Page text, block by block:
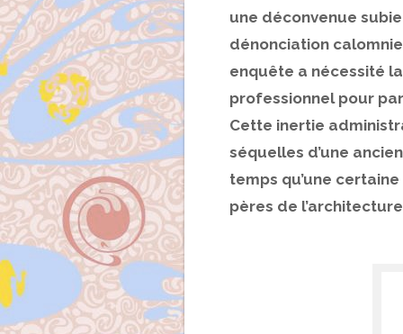
une déconvenue
dénonciation
enquête a nécessité
professionnel pour
Cette inertie
séquelles d’une
temps qu’une
pères de